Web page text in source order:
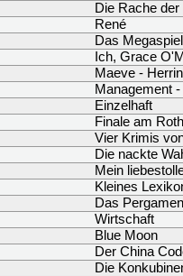
Die Rache
René
Das Megaspiel
Ich, Grace
Maeve -
Management
Einzelhaft
Finale am
Vier Krimis
Die nackte
Mein
Kleines
Das
Wirtschaft
Blue Moon
Der China
Die